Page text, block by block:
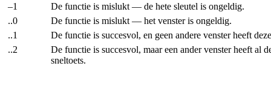
–1
De functie is mislukt — de hete sleutel is ongeldig.
..0
De functie is mislukt — het venster is ongeldig.
..1
De functie is succesvol, en geen andere venster heeft
..2
De functie is succesvol, maar een ander venster heeft al
sneltoets.